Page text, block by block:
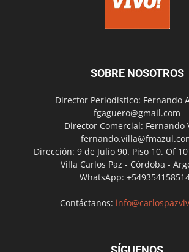
SOBRE NOSOTROS
Director Periodístico: Fernando
fgaguero@gmail.com
Director Comercial: Fernando
Dirección: 9 de Julio 90. Piso 10. Of
Villa Carlos Paz - Córdoba -
WhatsApp:
Contáctanos: